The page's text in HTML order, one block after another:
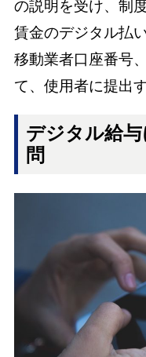
の説明を受け、制
賃金のデジタル払
移動業者口座番号
て、使用者に提出
デジタル給
問